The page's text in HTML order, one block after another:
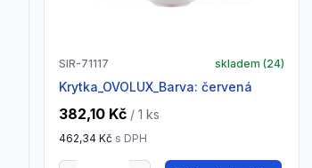
SIR-71117 skladem (24)
Krytka_OVOLUX_Barva: červená
382,10 Kč / 1 ks
462,34 Kč s DPH